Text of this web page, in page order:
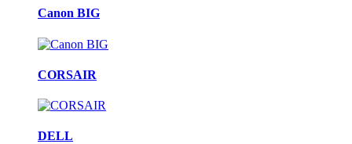
Canon BIG
CORSAIR
DELL